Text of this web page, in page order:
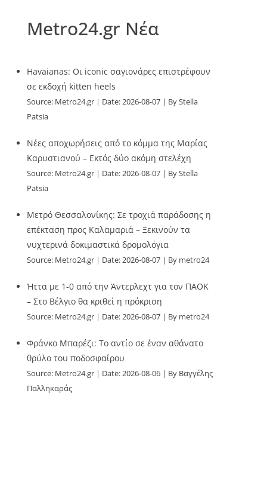
Metro24.gr Νέα
Havaianas: Οι iconic σαγιονάρες επιστρέφουν
σε εκδοχή kitten heels
Source: Metro24.gr Date: 2026-08-07
By Stella
Patsia
Νέες αποχωρήσεις από το κόμμα της Μαρίας
Καρυστιανού – Εκτός δύο ακόμη στελέχη
Source: Metro24.gr Date: 2026-08-07
By Stella
Patsia
Μετρό Θεσσαλονίκης: Σε τροχιά παράδοσης η
επέκταση προς Καλαμαριά – Ξεκινούν τα
νυχτερινά δοκιμαστικά δρομολόγια
Source: Metro24.gr Date: 2026-08-07 By metro24
Ήττα με 1-0 από την Άντερλεχτ για τον ΠΑΟΚ
– Στο Βέλγιο θα κριθεί η πρόκριση
Source: Metro24.gr Date: 2026-08-07 By metro24
Φράνκο Μπαρέζι: Το αντίο σε έναν αθάνατο
θρύλο του ποδοσφαίρου
Source: Metro24.gr Date: 2026-08-06
By Βαγγέλης
Παλληκαράς